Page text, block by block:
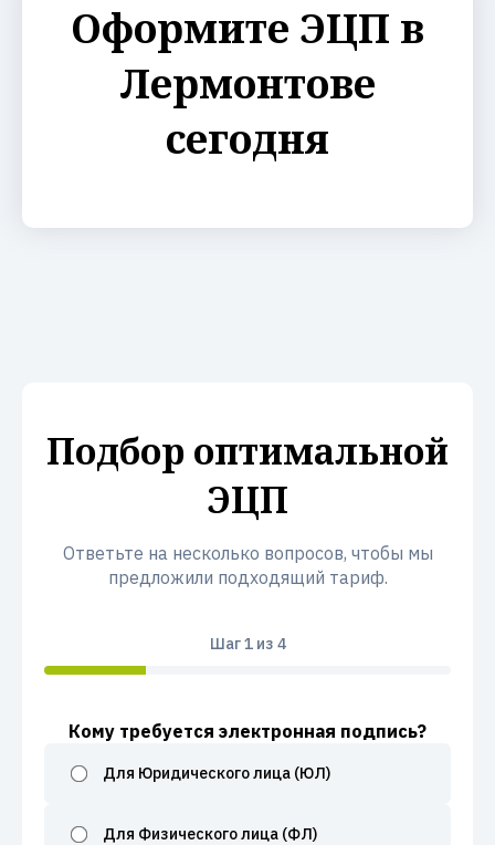
Оформите ЭЦП в
Лермонтове
сегодня
Подбор оптимальной
ЭЦП
Ответьте на несколько вопросов, чтобы мы
предложили подходящий тариф.
Шаг1из 4
Кому требуется электронная подпись?
Для Юридического лица (ЮЛ)
Для Физического лица (ФЛ)